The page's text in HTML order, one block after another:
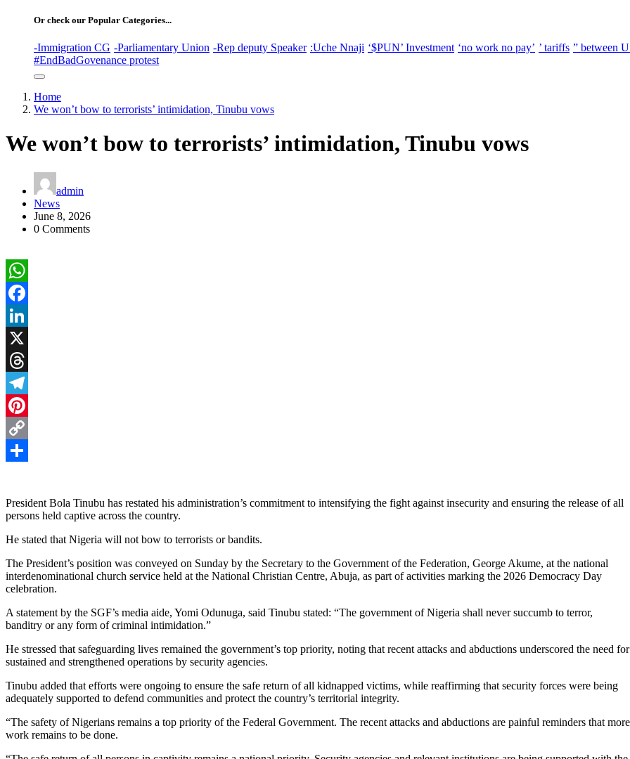
Or check our Popular Categories...
-Immigration CG -Parliamentary Union -Rep deputy Speaker :Uche Nnaji ‘$PUN’ Investment ‘no work no pay’ ’ tariffs ” between
#EndBadGovenance protest
Home
We won’t bow to terrorists’ intimidation, Tinubu vows
We won’t bow to terrorists’ intimidation, Tinubu vows
admin
News
June 8, 2026
0 Comments
WhatsApp
Facebook
LinkedIn
X
Threads
Telegram
Pinterest
Copy
President Bola Tinubu has restated his administration’s commitment to intensifying the fight against insecurity and ensuring the release of all
persons held captive across the country.
He stated that Nigeria will not bow to terrorists or bandits.
The President’s position was conveyed on Sunday by the Secretary to the Government of the Federation, George Akume, at the national
interdenominational church service held at the National Christian Centre, Abuja, as part of activities marking the 2026 Democracy Day
celebration.
A statement by the SGF’s media aide, Yomi Odunuga, said Tinubu stated: “The government of Nigeria shall never succumb to terror,
banditry or any form of criminal intimidation.”
He stressed that safeguarding lives remained the government’s top priority, noting that recent attacks and abductions underscored the need for
sustained and strengthened operations by security agencies.
Tinubu added that efforts were ongoing to ensure the safe return of all kidnapped victims, while reaffirming that security forces were being
adequately supported to defend communities and protect the country’s territorial integrity.
“The safety of Nigerians remains a top priority of the Federal Government. The recent attacks and abductions are painful reminders that more
work remains to be done.